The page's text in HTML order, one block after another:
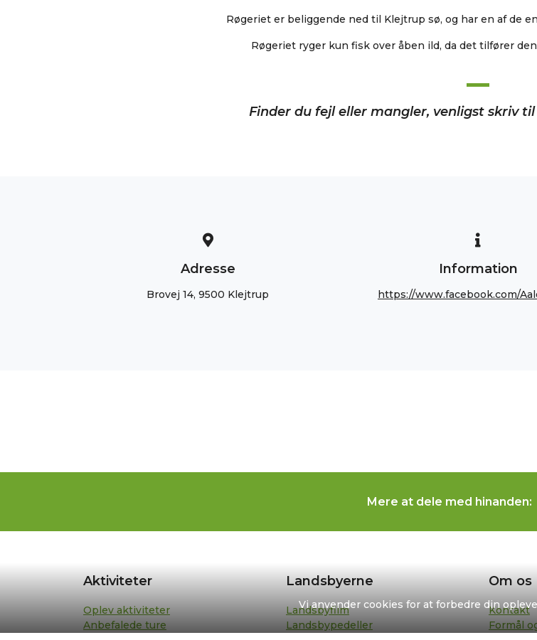
Vi anvender cookies for at forbedre din
Røgeriet er beliggende ned til Klejtrup sø, og har en af de
Røgeriet ryger kun fisk over åben ild, da det tilfører
Finder du fejl eller mangler, venligst skriv til
Adresse
Brovej 14, 9500 Klejtrup
Information
https://www.facebook.com/
Mere at dele med hinanden:
Aktiviteter
Oplev aktiviteter
Anbefalede ture
Landsbyerne
Landsbyfilm
Landsbypedeller
Om os
Kontakt
Formål